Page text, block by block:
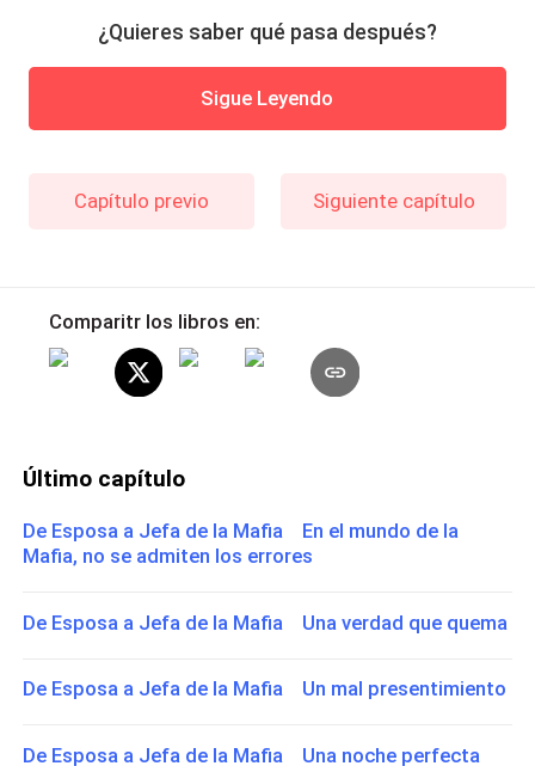
¿Quieres saber qué pasa después?
Sigue Leyendo
Capítulo previo Siguiente capítulo
Comparitr los libros en:
Último capítulo
De Esposa a Jefa de la Mafia En el mundo de la
Mafia, no se admiten los errores
De Esposa a Jefa de la Mafia Una verdad que quema
De Esposa a Jefa de la Mafia Un mal presentimiento
De Esposa a Jefa de la Mafia Una noche perfecta